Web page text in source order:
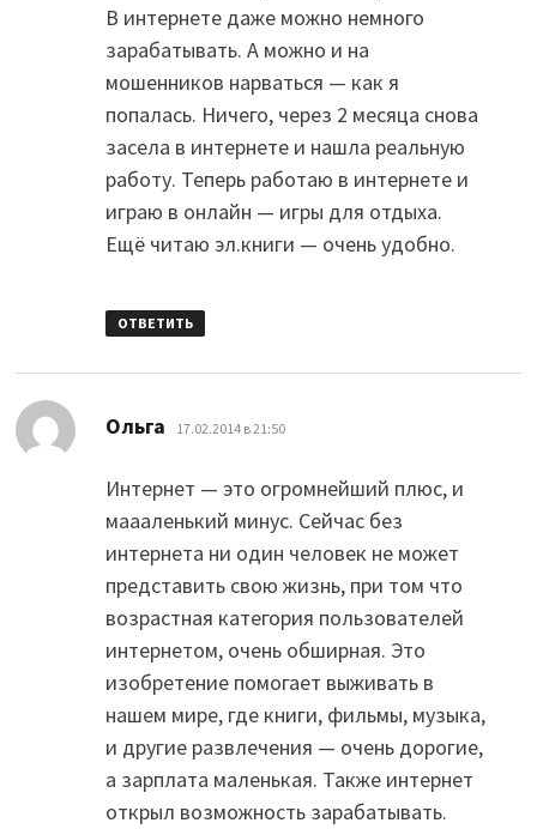
В интернете даже можно немного
зарабатывать. А можно и на
мошенников нарваться — как я
попалась. Ничего, через 2 месяца снова
засела в интернете и нашла реальную
работу. Теперь работаю в интернете и
играю в онлайн — игры для отдыха.
Ещё читаю эл.книги — очень удобно.
ОТВЕТИТЬ
Ольга 17.02.2014 в 21:50
Интернет — это огромнейший плюс, и
маааленький минус. Сейчас без
интернета ни один человек не может
представить свою жизнь, при том что
возрастная категория пользователей
интернетом, очень обширная. Это
изобретение помогает выживать в
нашем мире, где книги, фильмы, музыка,
и другие развлечения — очень дорогие,
а зарплата маленькая. Также интернет
открыл возможность зарабатывать.